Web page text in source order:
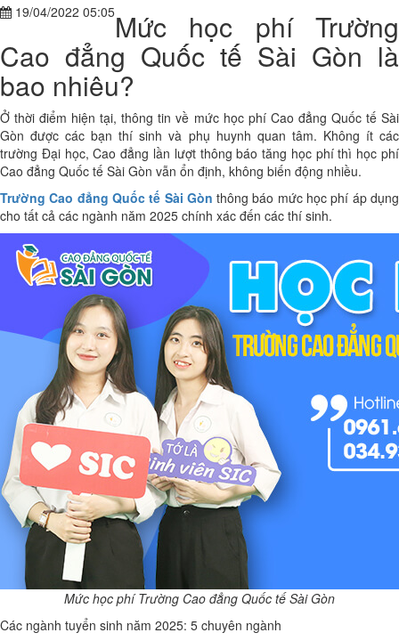
19/04/2022 05:05Mức học phí Trường
Cao đẳng Quốc tế Sài Gòn là
bao nhiêu?
Ở thời điểm hiện tại, thông tin về mức học phí Cao đẳng Quốc tế Sài
Gòn được các bạn thí sinh và phụ huynh quan tâm. Không ít các
trường Đại học, Cao đẳng lần lượt thông báo tăng học phí thì học phí
Cao đẳng Quốc tế Sài Gòn vẫn ổn định, không biến động nhiều.
Trường Cao đẳng Quốc tế Sài Gòn thông báo mức học phí áp dụng
cho tất cả các ngành năm 2025 chính xác đến các thí sinh.
Mức học phí Trường Cao đẳng Quốc tế Sài Gòn
Các ngành tuyển sinh năm 2025: 5 chuyên ngành